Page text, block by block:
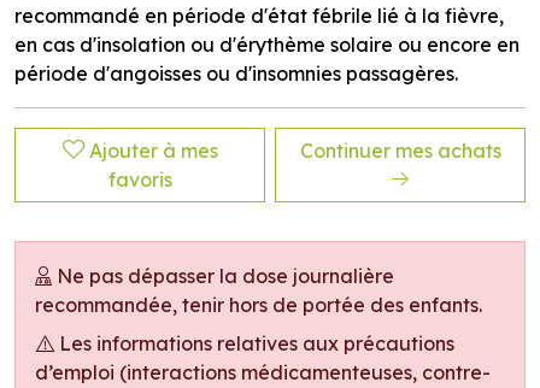
recommandé en période d'état fébrile lié à la fièvre,
en cas d'insolation ou d'érythème solaire ou encore en
période d'angoisses ou d'insomnies passagères.
Ajouter à mes
favoris
Continuer mes achats
Ne pas dépasser la dose journalière
recommandée, tenir hors de portée des enfants.
Les informations relatives aux précautions
d’emploi (interactions médicamenteuses, contre-